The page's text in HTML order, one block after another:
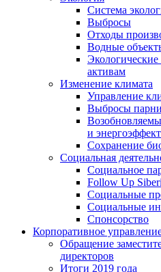
Система
Выбросы
Отходы
Водные
активам
Изменение климата
Управление
Выбросы
и
Сохранение
Социальная
Социальное
Follow Up
Социальные
Социальные
Спонсорство
Корпоративное
Обращение
директоров
Итоги 2019 года